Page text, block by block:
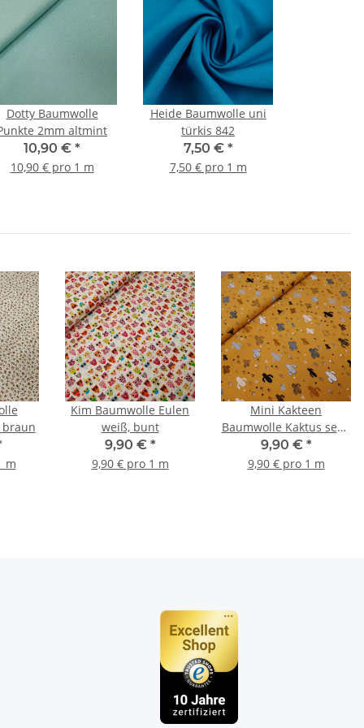
Dotty Baumwolle
2mm altmint
10,90 € *
10,90 € pro 1 m
Heide Baumwolle uni
türkis 842
7,50 € *
7,50 € pro 1 m
braun
m
Kim Baumwolle Eulen
weiß, bunt
9,90 € *
9,90 € pro 1 m
Mini Kakteen
Baumwolle Kaktus senf,
schwarz, grau
9,90 € *
9,90 € pro 1 m